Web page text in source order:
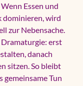
Essen und
dominieren, wird
zur Nebensache.
Dramaturgie: erst
danach
sitzen. So bleibt
gemeinsame Tun